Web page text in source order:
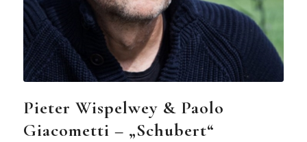
Pieter Wispelwey & Paolo
Giacometti – „Schubert“